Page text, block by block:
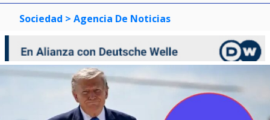
Sociedad > Agencia De Noticias